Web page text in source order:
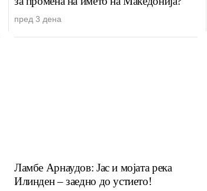
пред 3 дена
Ламбе Арнаудов: Јас и мојата река
Илинден – заедно до устието!